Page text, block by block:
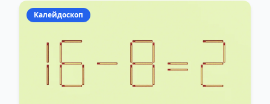
Калейдоскоп